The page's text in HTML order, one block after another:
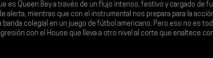
es Queen Bey a través de un flujo intenso, festivo y cargado de
alerta, mientras que con el instrumental nos prepara para la
banda colegial en un juego de fútbol americano. Pero eso no es
con el House que lleva a otro nivel al corte que enaltece